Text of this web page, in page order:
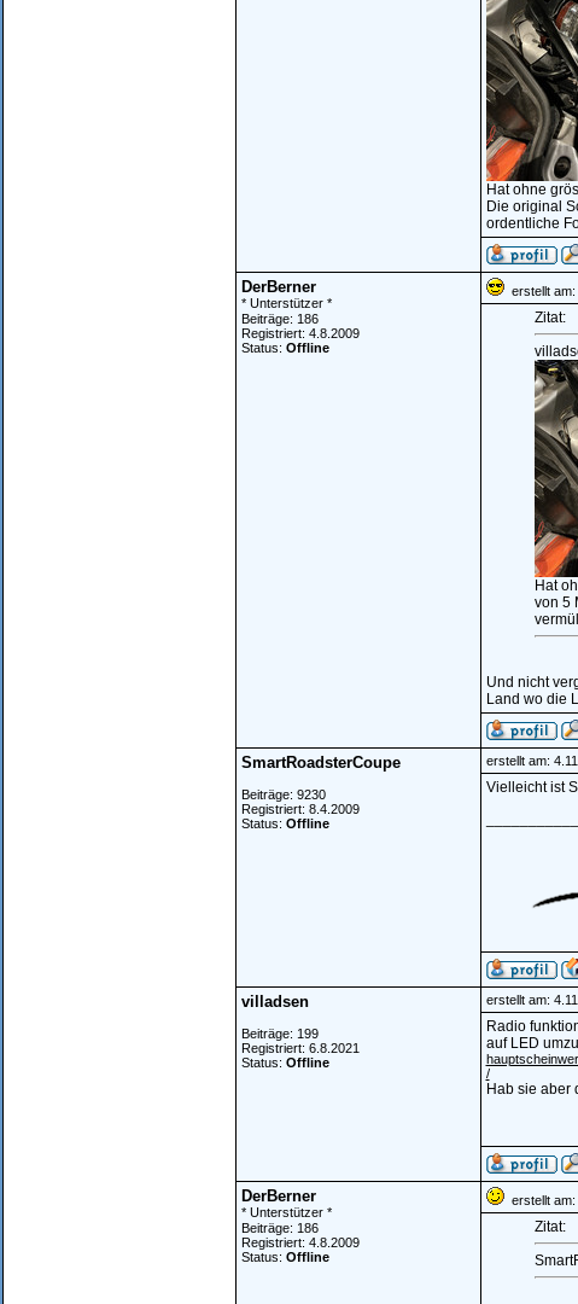
Hat ohne
Die original
ordentliche
DerBerner
* Unterstützer *
Beiträge: 186
Registriert: 4.8.2009
Status: Offline
erstellt am:
Zitat:
Hat
von 5
Und nicht
Land wo die
SmartRoadsterCoupe
Beiträge: 9230
Registriert: 8.4.2009
Status: Offline
erstellt am:
Vielleicht ist
villadsen
Beiträge: 199
Registriert: 6.8.2021
Status: Offline
erstellt am:
Radio
auf LED
/
Hab sie aber
DerBerner
* Unterstützer *
Beiträge: 186
Registriert: 4.8.2009
Status: Offline
erstellt am:
Zitat: